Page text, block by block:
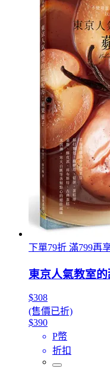
下單79折 滿799再
東京人氣教室
$308
(售價已折)
$390
P幣
折扣